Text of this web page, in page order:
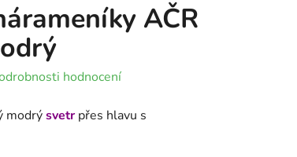
AČR
hodnocení
modrýsvetrpřes hlavu s